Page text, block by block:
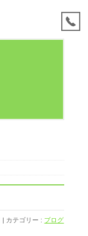
カテゴリー : ブログ